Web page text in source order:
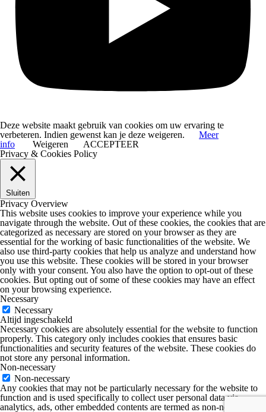
Deze website maakt gebruik van cookies om uw ervaring te
verbeteren. Indien gewenst kan je deze weigeren.
Meer
info
Weigeren
ACCEPTEER
Privacy & Cookies Policy
Sluiten
Privacy Overview
This website uses cookies to improve your experience while you
navigate through the website. Out of these cookies, the cookies that are
categorized as necessary are stored on your browser as they are
essential for the working of basic functionalities of the website. We
also use third-party cookies that help us analyze and understand how
you use this website. These cookies will be stored in your browser
only with your consent. You also have the option to opt-out of these
cookies. But opting out of some of these cookies may have an effect
on your browsing experience.
Necessary
Necessary
Altijd ingeschakeld
Necessary cookies are absolutely essential for the website to function
properly. This category only includes cookies that ensures basic
functionalities and security features of the website. These cookies do
not store any personal information.
Non-necessary
Non-necessary
Any cookies that may not be particularly necessary for the website to
function and is used specifically to collect user personal data via
analytics, ads, other embedded contents are termed as non-necessary